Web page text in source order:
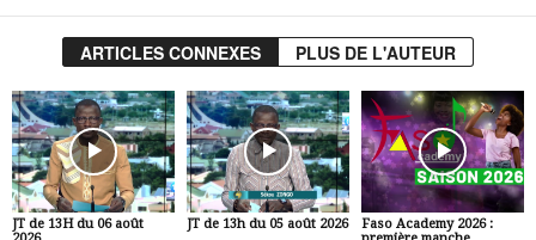
ARTICLES CONNEXES PLUS DE L'AUTEUR
JT de 13H du 06 août
JT de 13h du 05 août 2026
Faso Academy 2026 :